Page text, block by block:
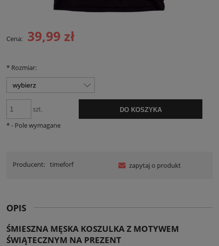
Cena: 39,99 zł
* Rozmiar:
szt. DO KOSZYKA
*- Pole wymagane
Producent: timeforf zapytaj o produkt
OPIS
ŚMIESZNA MĘSKA KOSZULKA Z MOTYWEM
ŚWIĄTECZNYM NA PREZENT